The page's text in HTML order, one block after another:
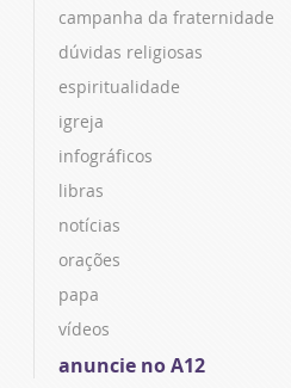
campanha da fraternidade
dúvidas religiosas
espiritualidade
igreja
infográficos
libras
notícias
orações
papa
vídeos
anuncie no A12